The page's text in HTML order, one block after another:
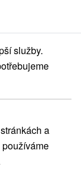
Štrbském Plese
služby.
a